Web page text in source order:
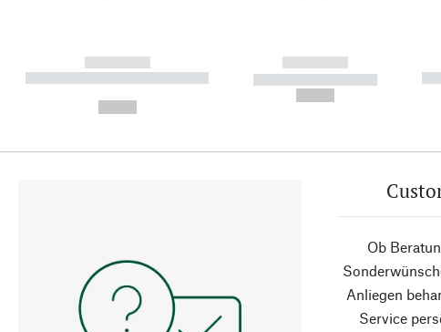
------------
----------- ----------- ----------
------------
----------- -----------
Ob
Anliegen
Service